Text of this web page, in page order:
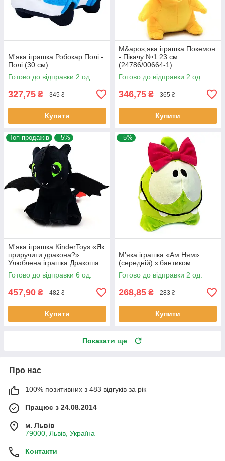
М'яка іграшка Робокар Полі -
Полі (30 см)
Готово до відправки 2 од.
327,75 ₴ 345 ₴
Купити
М&apos;яка іграшка Покемон
- Пікачу №1 23 см
(24786/00664-1)
Готово до відправки 2 од.
346,75 ₴ 365 ₴
Купити
Топ продажів –5%
М'яка іграшка KinderToys «Як
приручити дракона?».
Улюблена іграшка Дракоша
Беззубик (00688-1)
Готово до відправки 6 од.
457,90 ₴ 482 ₴
Купити
–5%
М'яка іграшка «Ам Ням»
(середній) з бантиком
Готово до відправки 2 од.
268,85 ₴ 283 ₴
Купити
Показати ще
Про нас
100% позитивних з 483 відгуків за рік
Працює з 24.08.2014
м. Львів
79000, Львів, Україна
Контакти